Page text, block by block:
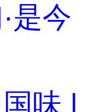
是今
味 |